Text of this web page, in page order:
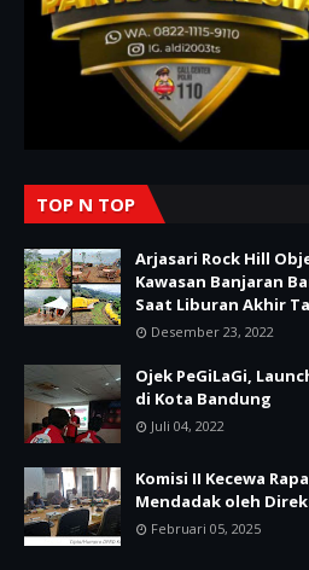
TOP N TOP
Arjasari Rock Hill
Kawasan Banjaran
Saat Liburan Akhir
Desember 23, 2022
Ojek PeGiLaGi,
di Kota Bandung
Juli 04, 2022
Komisi II Kecewa
Mendadak oleh
Februari 05, 2025